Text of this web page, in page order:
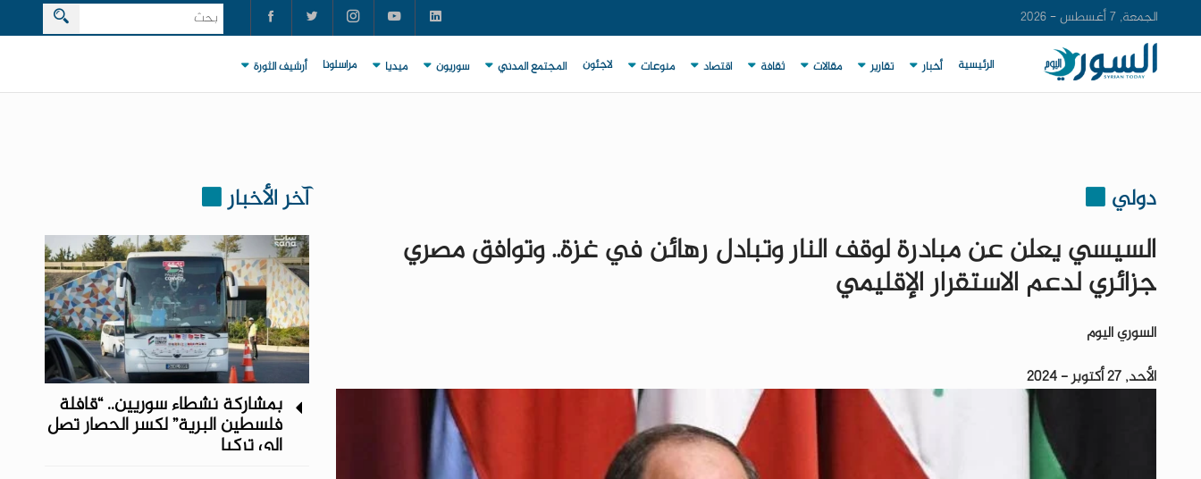
الجمعة, 7 أغسطس - 2026
الرئيسية أخبار تقارير مقالات ثقافة اقتصاد منوعات لاجئون المجتمع المدني سوريون ميديا مراسلونا أرشيف الثورة
دولي
السيسي يعلن عن مبادرة لوقف النار وتبادل رهائن في غزة.. وتوافق مصري
جزائري لدعم الاستقرار الإقليمي
السوري اليوم
الأحد, 27 أكتوبر - 2024
آخر الأخبار
بمشاركة نشطاء سوريين.. “قافلة
فلسطين البرية” لكسر الحصار تصل
إلى تركيا